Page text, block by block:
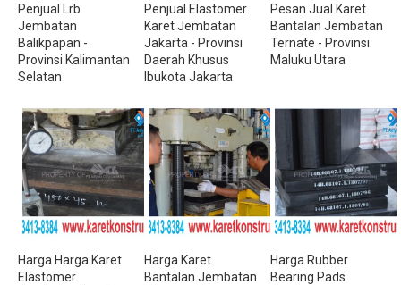
Penjual Lrb
Jembatan
Balikpapan -
Provinsi Kalimantan
Selatan
Penjual Elastomer
Karet Jembatan
Jakarta - Provinsi
Daerah Khusus
Ibukota Jakarta
Pesan Jual Karet
Bantalan Jembatan
Ternate - Provinsi
Maluku Utara
Harga Harga Karet
Elastomer
Harga Karet
Bantalan Jembatan
Harga Rubber
Bearing Pads